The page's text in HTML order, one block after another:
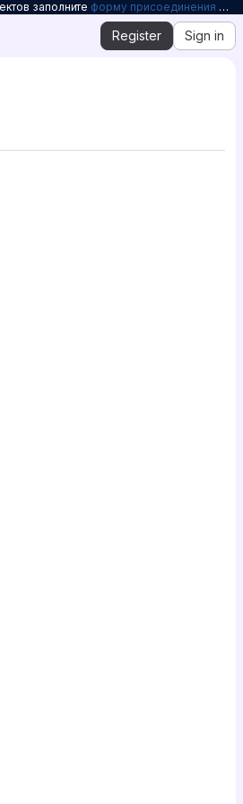
заполните форму присоединения к Openelbrus
Register Sign in